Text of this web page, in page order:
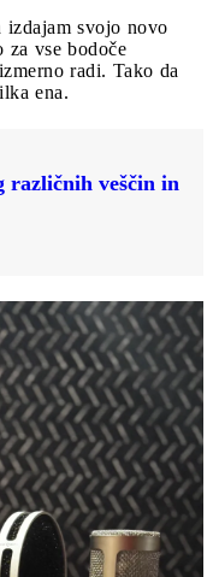
izdajam svojo novo
za vse bodoče
radi. Tako da
ena.
različnih veščin in